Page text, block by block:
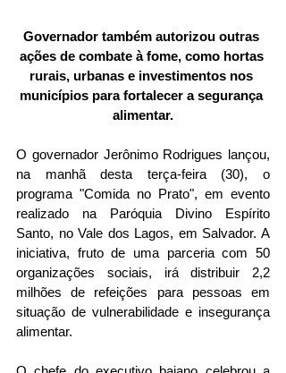
Governador também autorizou outras
ações de combate à fome, como hortas
rurais, urbanas e investimentos nos
municípios para fortalecer a segurança
alimentar.
O governador Jerônimo Rodrigues lançou,
na manhã desta terça-feira (30), o
programa "Comida no Prato", em evento
realizado na Paróquia Divino Espírito
Santo, no Vale dos Lagos, em Salvador. A
iniciativa, fruto de uma parceria com 50
organizações sociais, irá distribuir 2,2
milhões de refeições para pessoas em
situação de vulnerabilidade e insegurança
alimentar.